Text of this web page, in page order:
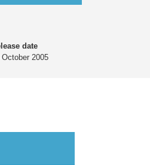
date
October 2005